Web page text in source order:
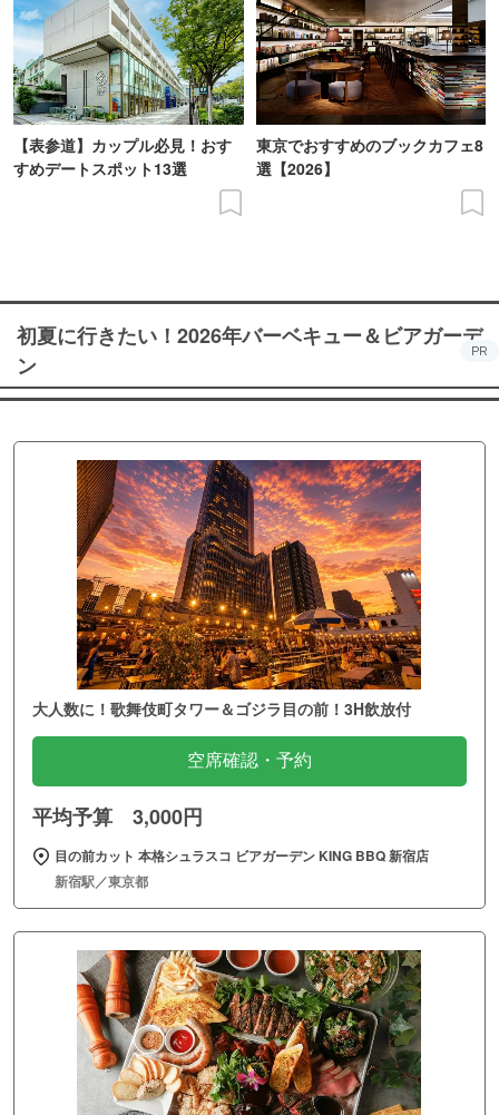
【表参道】カップル必見！おす
すめデートスポット13選
東京でおすすめのブックカフェ8
選【2026】
初夏に行きたい！2026年バーベキュー＆ビアガーデ
ン
PR
大人数に！歌舞伎町タワー＆ゴジラ目の前！3H飲放付
空席確認・予約
平均予算 3,000円
目の前カット 本格シュラスコ ビアガーデン KING BBQ 新宿店
新宿駅／東京都